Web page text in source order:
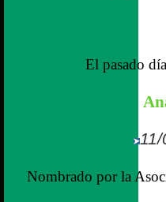
El pasado
Nombrado por la